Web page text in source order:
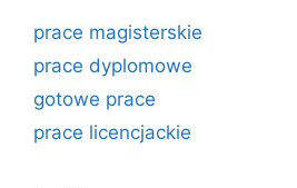
prace magisterskie
prace dyplomowe
gotowe prace
prace licencjackie